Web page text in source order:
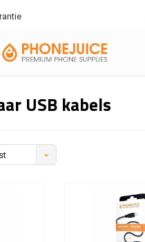
USB kabels